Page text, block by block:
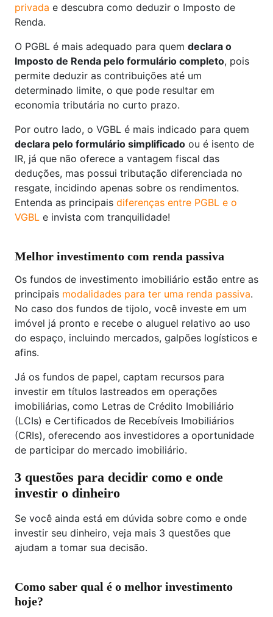
privada e descubra como deduzir o Imposto de
Renda.
O PGBL é mais adequado para quem declara o
Imposto de Renda pelo formulário completo, pois
permite deduzir as contribuições até um
determinado limite, o que pode resultar em
economia tributária no curto prazo.
Por outro lado, o VGBL é mais indicado para quem
declara pelo formulário simplificado ou é isento de
IR, já que não oferece a vantagem fiscal das
deduções, mas possui tributação diferenciada no
resgate, incidindo apenas sobre os rendimentos.
Entenda as principais diferenças entre PGBL e o
VGBL e invista com tranquilidade!
Melhor investimento com renda passiva
Os fundos de investimento imobiliário estão entre as
principais modalidades para ter uma renda passiva.
No caso dos fundos de tijolo, você investe em um
imóvel já pronto e recebe o aluguel relativo ao uso
do espaço, incluindo mercados, galpões logísticos e
afins.
Já os fundos de papel, captam recursos para
investir em títulos lastreados em operações
imobiliárias, como Letras de Crédito Imobiliário
(LCIs) e Certificados de Recebíveis Imobiliários
(CRIs), oferecendo aos investidores a oportunidade
de participar do mercado imobiliário.
3 questões para decidir como e onde
investir o dinheiro
Se você ainda está em dúvida sobre como e onde
investir seu dinheiro, veja mais 3 questões que
ajudam a tomar sua decisão.
Como saber qual é o melhor investimento
hoje?